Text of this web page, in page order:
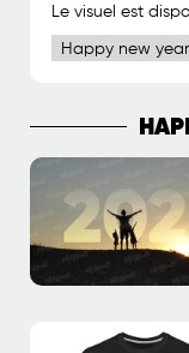
Le visuel est
Happy new